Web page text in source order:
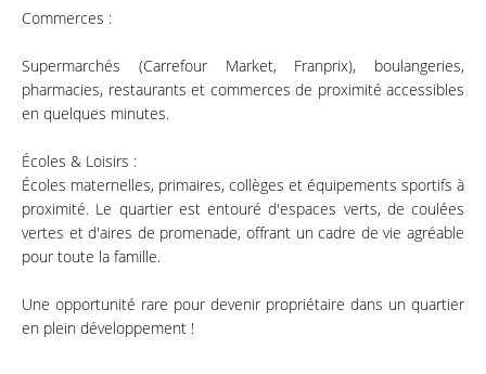
Commerces :
Supermarchés (Carrefour Market, Franprix), boulangeries,
pharmacies, restaurants et commerces de proximité accessibles
en quelques minutes.
Écoles & Loisirs :
Écoles maternelles, primaires, collèges et équipements sportifs à
proximité. Le quartier est entouré d'espaces verts, de coulées
vertes et d'aires de promenade, offrant un cadre de vie agréable
pour toute la famille.
Une opportunité rare pour devenir propriétaire dans un quartier
en plein développement !